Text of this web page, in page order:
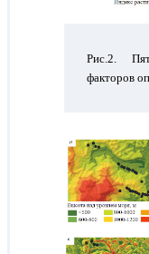
Рис.2.
факторов